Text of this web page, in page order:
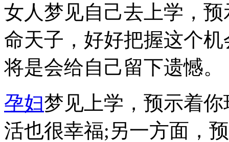
女人梦见自己去上学，
命天子，好好把握这个
将是会给自己留下遗憾。
孕妇梦见上学，预示着
活也很幸福;另一方面，